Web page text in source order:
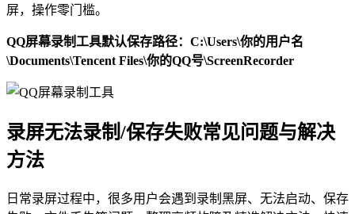
屏，操作零门槛。
QQ屏幕录制工具默认保存路径：C:\Users\你的用户名
\Documents\Tencent Files\你的QQ号\ScreenRecorder
录屏无法录制/保存失败常见问题与解决
方法
日常录屏过程中，很多用户会遇到录制黑屏、无法启动、保存